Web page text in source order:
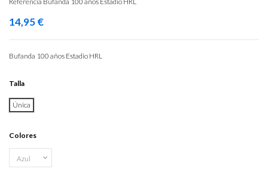
14,95 €
Bufanda 100 años Estadio HRL
Talla
Única
Colores